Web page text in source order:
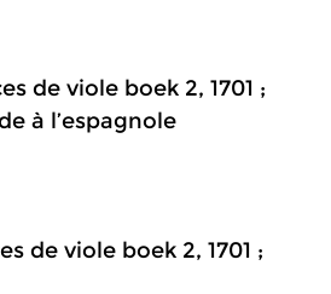
de viole boek 2, 1701 ;
à l’espagnole
de viole boek 2, 1701 ;